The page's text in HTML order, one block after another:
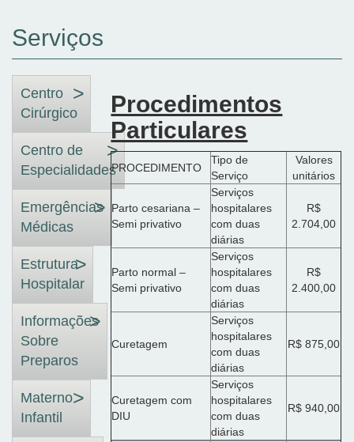
Serviços
Centro
Cirúrgico
Centro de
Especialidades
Emergências
Médicas
Estrutura
Hospitalar
Informações
Sobre
Preparos
Materno
Infantil
Procedimentos
Particulares
PROCEDIMENTO
Tipo de
Serviço
Valores
unitários
Parto cesariana –
Semi privativo
Serviços
hospitalares
com duas
diárias
R$
2.704,00
Parto normal –
Semi privativo
Serviços
hospitalares
com duas
diárias
R$
2.400,00
Curetagem
Serviços
hospitalares
com duas
diárias
R$ 875,00
Curetagem com
DIU
Serviços
hospitalares
com duas
diárias
R$ 940,00